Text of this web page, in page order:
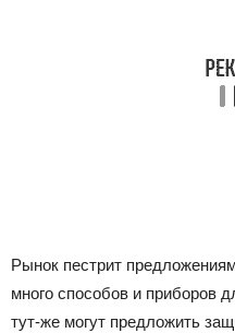
Рынок пестрит
много способов и приборов
тут-же могут предложить